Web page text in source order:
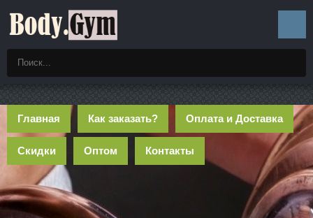
Главная Как заказать? Оплата и Доставка
Скидки Оптом Контакты